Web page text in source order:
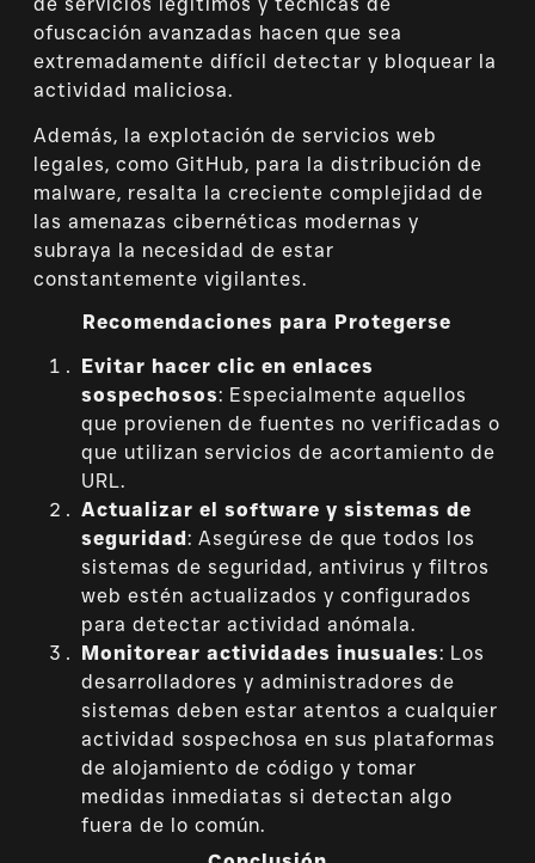
ofuscación avanzadas hacen que sea
extremadamente difícil detectar y bloquear la
actividad maliciosa.
Además, la explotación de servicios web
legales, como GitHub, para la distribución de
malware, resalta la creciente complejidad de
las amenazas cibernéticas modernas y
subraya la necesidad de estar
constantemente vigilantes.
Recomendaciones para Protegerse
Evitar hacer clic en enlaces
sospechosos: Especialmente aquellos
que provienen de fuentes no verificadas o
que utilizan servicios de acortamiento de
URL.
Actualizar el software y sistemas de
seguridad: Asegúrese de que todos los
sistemas de seguridad, antivirus y filtros
web estén actualizados y configurados
para detectar actividad anómala.
Monitorear actividades inusuales: Los
desarrolladores y administradores de
sistemas deben estar atentos a cualquier
actividad sospechosa en sus plataformas
de alojamiento de código y tomar
medidas inmediatas si detectan algo
fuera de lo común.